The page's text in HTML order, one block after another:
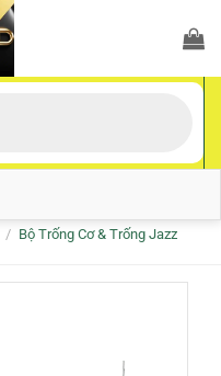
/ Bộ Trống Cơ & Trống Jazz